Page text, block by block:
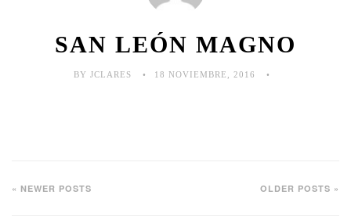
SAN LEÓN MAGNO
BY JCLARES 18 NOVIEMBRE, 2016
« NEWER POSTS OLDER POSTS »